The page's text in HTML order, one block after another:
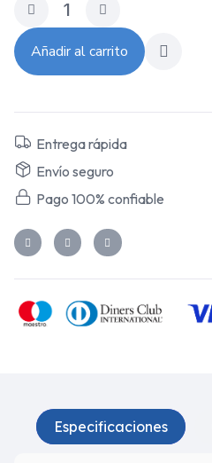
Añadir al carrito
Entrega rápida
Envío seguro
Pago 100% confiable
Especificaciones